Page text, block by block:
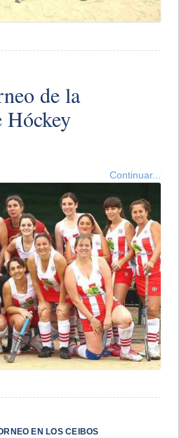
de la
Hóckey
Continuar...
EN LOS CEIBOS